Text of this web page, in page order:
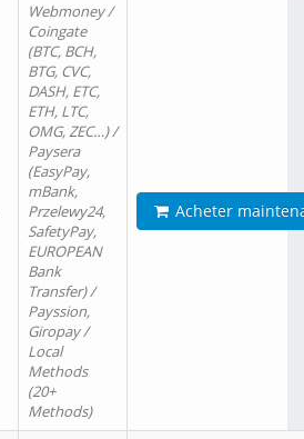
Webmoney /
Coingate
(BTC, BCH,
BTG, CVC,
DASH, ETC,
ETH, LTC,
OMG, ZEC…) /
Paysera
(EasyPay,
mBank,
Przelewy24,
SafetyPay,
EUROPEAN
Bank
Transfer) /
Payssion,
Giropay /
Local
Methods
(20+
Methods)
Acheter